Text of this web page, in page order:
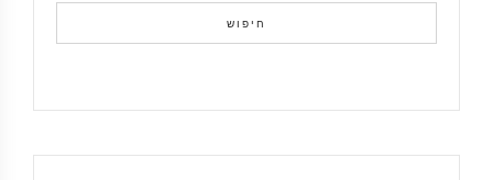
חיפוש